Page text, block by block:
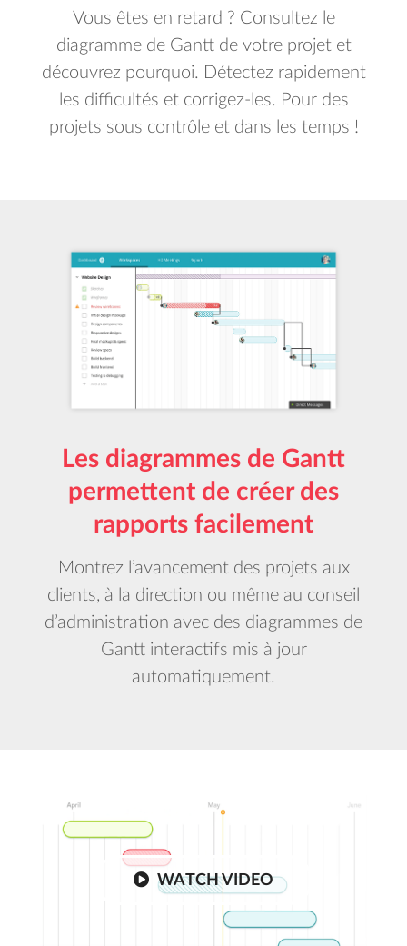
Vous êtes en retard ? Consultez le
diagramme de Gantt de votre projet et
découvrez pourquoi. Détectez rapidement
les difficultés et corrigez-les. Pour des
projets sous contrôle et dans les temps !
Les diagrammes de Gantt
permettent de créer des
rapports facilement
Montrez l’avancement des projets aux
clients, à la direction ou même au conseil
d’administration avec des diagrammes de
Gantt interactifs mis à jour
automatiquement.
WATCH VIDEO